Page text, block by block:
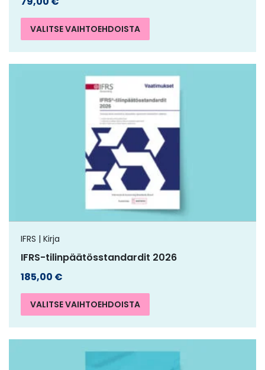
VALITSE VAIHTOEHDOISTA
IFRS | Kirja
IFRS-tilinpäätösstandardit 2026
185,00 €
VALITSE VAIHTOEHDOISTA